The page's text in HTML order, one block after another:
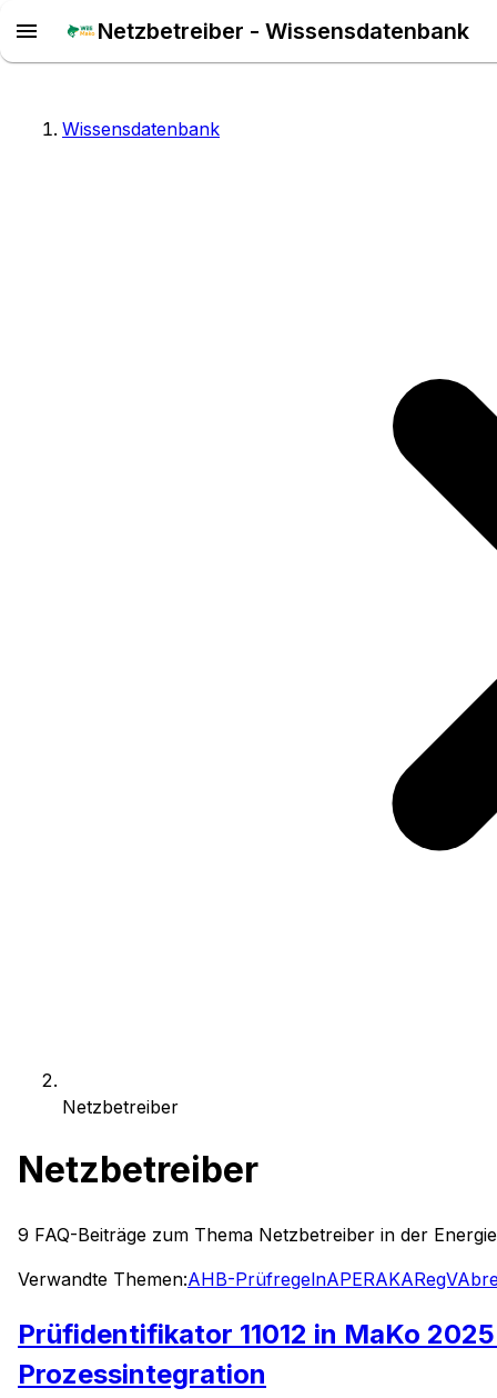
Netzbetreiber - Wissensdatenbank
Wissensdatenbank
Netzbetreiber
Netzbetreiber
9 FAQ-Beiträge zum Thema Netzbetreiber in der
Verwandte Themen:AHB-PrüfregelnAPERAKARegV
Prüfidentifikator 11012 in MaKo
Prozessintegration